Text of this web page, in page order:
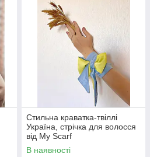
Стильна краватка-твіллі
Україна, стрічка для волосся
від My Scarf
В наявності